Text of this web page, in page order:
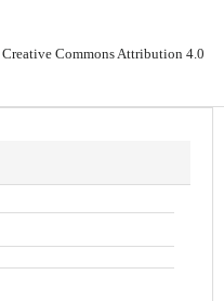
Creative Commons Attribution 4.0